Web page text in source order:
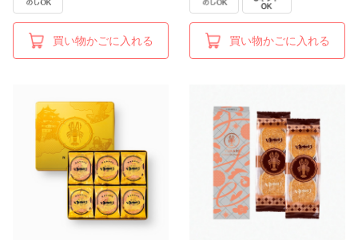
買い物かごに入れる 買い物かごに入れる